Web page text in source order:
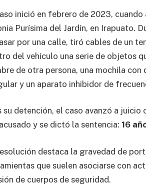
inició en febrero de 2023,
Purísima del Jardín, en Irapuato.
por una calle, tiró cables de un
del vehículo una serie de objetos
de otra persona, una mochila
y un aparato inhibidor de
su detención, el caso avanzó a
y se dictó la sentencia: 16
destaca la gravedad de
que suelen asociarse con
de cuerpos de seguridad.